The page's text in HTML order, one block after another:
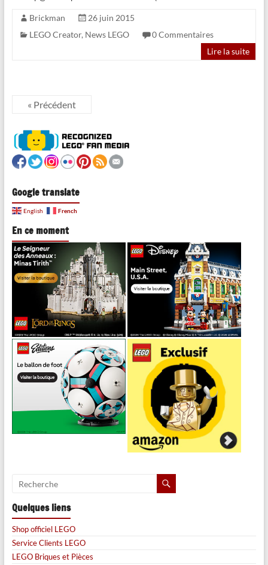
Brickman
26 juin 2015
LEGO Creator, News LEGO
0 Commentaires
Lire la suite
« Précédent
Google translate
English French
En ce moment
Quelques liens
Shop officiel LEGO
Service Clients LEGO
LEGO Briques et Pièces